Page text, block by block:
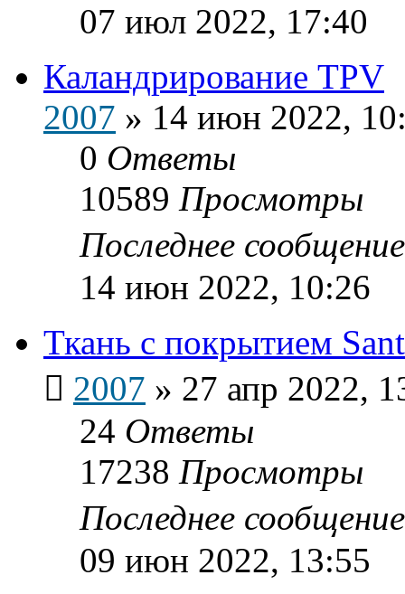
07 июл 2022, 17:40
Каландрирование TPV
2007 » 14 июн 2022,
0 Ответы
10589 Просмотры
Последнее
14 июн 2022, 10:26
Ткань с покрытием
2007 » 27 апр 2022,
24 Ответы
17238 Просмотры
Последнее
09 июн 2022, 13:55